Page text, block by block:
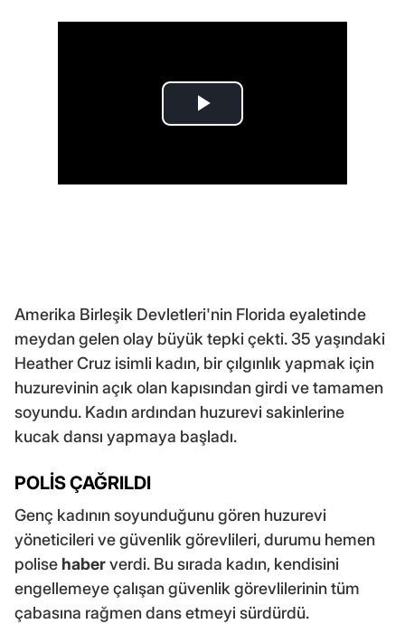
Amerika Birleşik Devletleri'nin Florida eyaletinde
meydan gelen olay büyük tepki çekti. 35 yaşındaki
Heather Cruz isimli kadın, bir çılgınlık yapmak için
huzurevinin açık olan kapısından girdi ve tamamen
soyundu. Kadın ardından huzurevi sakinlerine
kucak dansı yapmaya başladı.
POLİS ÇAĞRILDI
Genç kadının soyunduğunu gören huzurevi
yöneticileri ve güvenlik görevlileri, durumu hemen
polise haberverdi. Bu sırada kadın, kendisini
engellemeye çalışan güvenlik görevlilerinin tüm
çabasına rağmen dans etmeyi sürdürdü.